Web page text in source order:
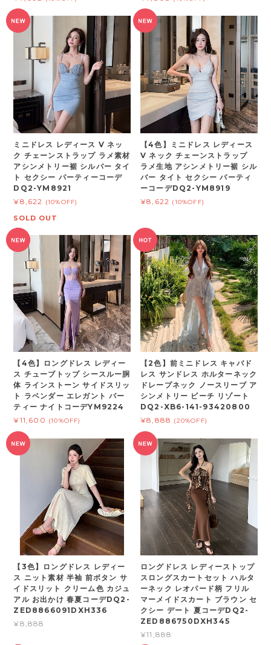
ミニドレス レディース V ネッ
ク チェーンストラップ ラメ素材
アシンメトリー裾 シルバー タイ
ト セクシー パーティーコーデ
DQ2-YM8921
¥8,622
(10%OFF)
SOLD OUT
【4色】ミニドレス レディース
V ネック チェーンストラップ
ラメ生地 アシンメトリー裾 シル
バー タイト セクシー パーティ
ーコーデDQ2-YM8919
¥8,622 (10%OFF)
【4色】ロングドレス レディー
ス チューブトップ シースルー胴
体 ラインストーン サイドスリッ
ト ラベンダー エレガント パー
ティー ナイトコーデYM9224
¥11,600 (10%OFF)
【2色】前ミニドレス キャバド
レス サンドレス ホルターネック
ドレープネック ノースリーブ ア
シンメトリー ビーチ リゾート
DQ2-XB6-141-93420800
¥8,888 (20%OFF)
【3色】ロングドレス レディー
ス ニット素材 半袖 前ボタン サ
イドスリット クリーム色 カジュ
アル お出かけ 春夏コーデDQ2-
ZED8866091DXH336
¥8,888
ロングドレス レディーストップ
スロングスカートセット ハルタ
ーネック レオパード柄 フリル
マーメイドスカート ブラウン セ
クシー デート 夏コーデDQ2-
ZED886750DXH345
¥11,888